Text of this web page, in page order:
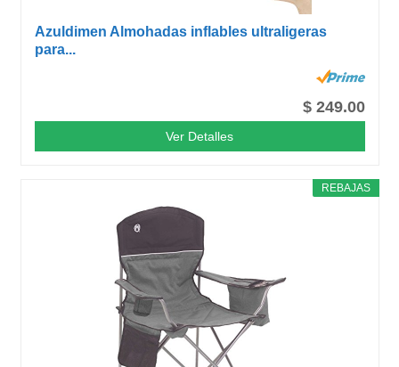
Azuldimen Almohadas inflables ultraligeras
para...
$ 249.00
Ver Detalles
REBAJAS